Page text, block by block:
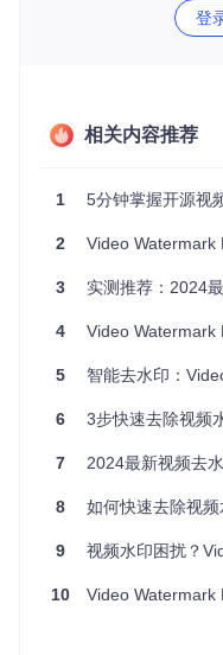
场景化解决方案：
工作的必要环节。
理流程：只需准备好原
频保持原始分辨率与色
💡实操小贴士：处理前
似水印的视频，可批量
教育工作者：打造无干
教学视频中的台标、日
本工具，教育工作者可
生专注于核心内容。工
效去除视频角落的文字
的清晰度，帮助打造更
阈值以提高文字水印的
登
相关内容推荐
1 5分钟掌握开源视频去
2 Video Watermark
3 实测推荐：2024最佳视
4 Video Watermark
5 智能去水印：Video
6 3步快速去除视频水印：免
7 2024最新视频去水印完全
8 如何快速去除视频水印？免
9 视频水印困扰？Video
10 Video Watermark